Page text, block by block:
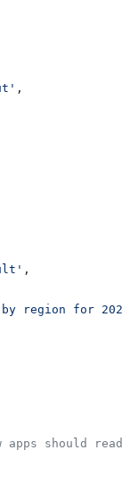
,
,
by region for
apps should